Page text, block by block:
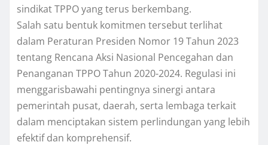
sindikat TPPO yang terus berkembang.
Salah satu bentuk komitmen tersebut terlihat
dalam Peraturan Presiden Nomor 19 Tahun 2023
tentang Rencana Aksi Nasional Pencegahan dan
Penanganan TPPO Tahun 2020-2024. Regulasi ini
menggarisbawahi pentingnya sinergi antara
pemerintah pusat, daerah, serta lembaga terkait
dalam menciptakan sistem perlindungan yang lebih
efektif dan komprehensif.